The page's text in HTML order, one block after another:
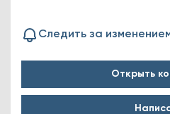
Следить за
Открыть